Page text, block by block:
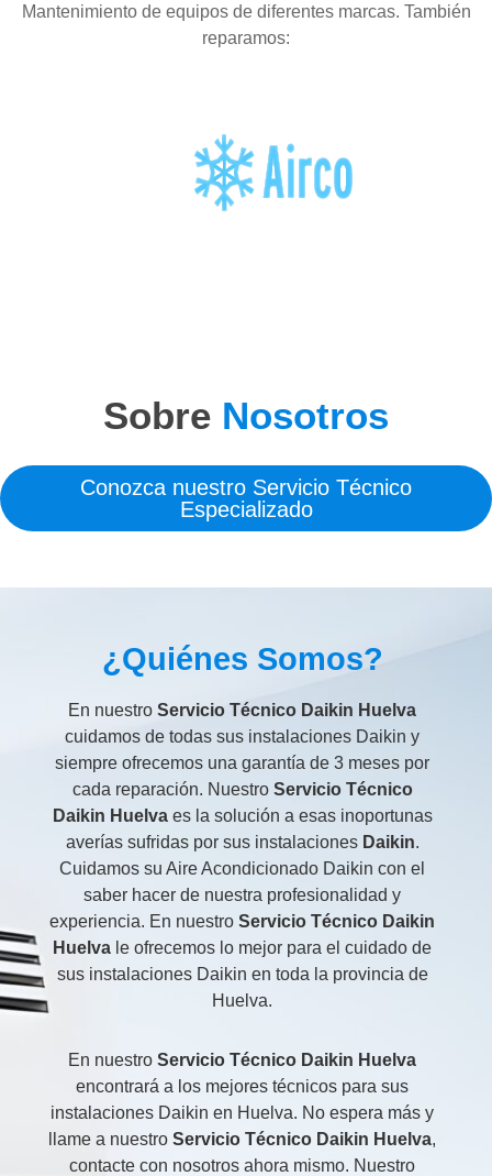
Mantenimiento de equipos de diferentes marcas. También
reparamos:
Sobre Nosotros
Conozca nuestro Servicio Técnico
Especializado
¿Quiénes Somos?
En nuestro Servicio Técnico Daikin Huelva
cuidamos de todas sus instalaciones Daikin y
siempre ofrecemos una garantía de 3 meses por
cada reparación. Nuestro Servicio Técnico
Daikin Huelvaes la solución a esas inoportunas
averías sufridas por sus instalaciones Daikin.
Cuidamos su Aire Acondicionado Daikin con el
saber hacer de nuestra profesionalidad y
experiencia. En nuestro Servicio Técnico Daikin
Huelva le ofrecemos lo mejor para el cuidado de
sus instalaciones Daikin en toda la provincia de
Huelva.
En nuestro Servicio Técnico Daikin Huelva
encontrará a los mejores técnicos para sus
instalaciones Daikin en Huelva. No espera más y
llame a nuestro Servicio Técnico Daikin Huelva,
contacte con nosotros ahora mismo. Nuestro